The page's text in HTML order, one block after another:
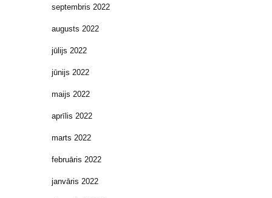
septembris 2022
augusts 2022
jūlijs 2022
jūnijs 2022
maijs 2022
aprīlis 2022
marts 2022
februāris 2022
janvāris 2022